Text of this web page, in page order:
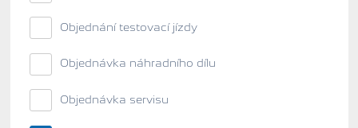
Objednání testovací jízdy
Objednávka náhradního dílu
Objednávka servisu